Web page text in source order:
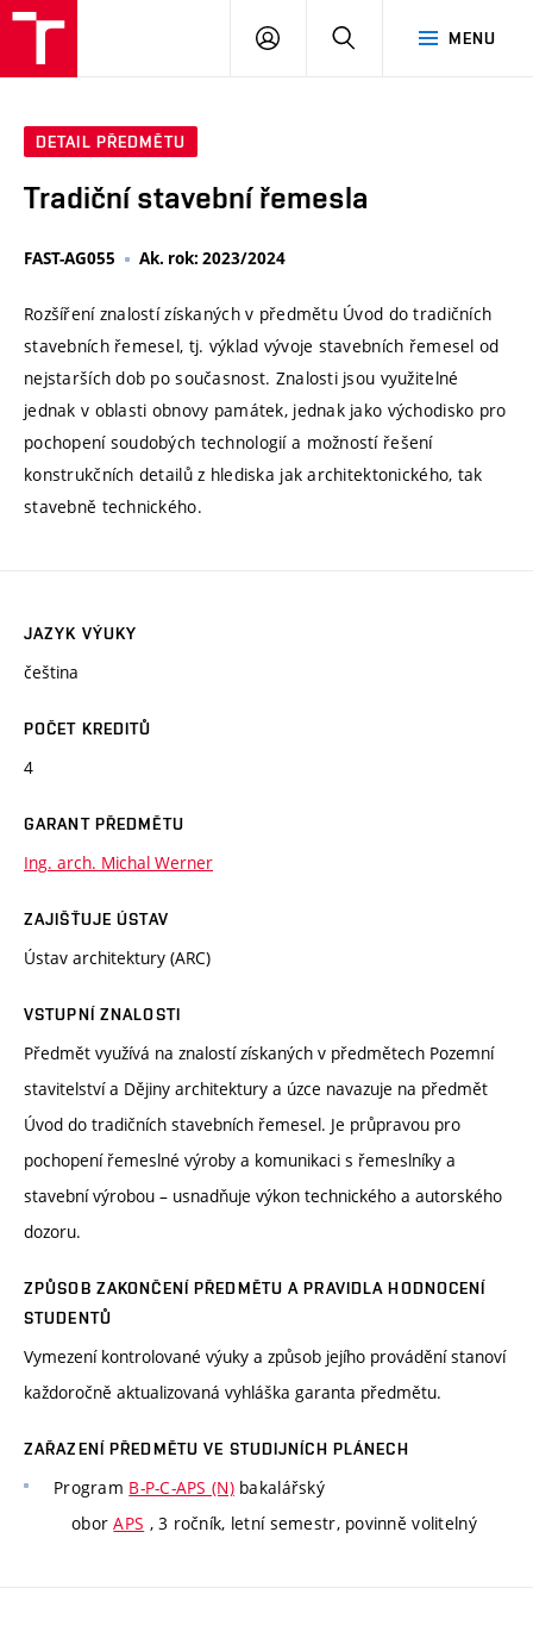
MENU
PŘIHLÁSIT
DETAIL PŘEDMĚTU
Tradiční stavební řemesla
FAST-AG055 Ak. rok: 2023/2024
Rozšíření znalostí získaných v předmětu Úvod do tradičních
stavebních řemesel, tj. výklad vývoje stavebních řemesel od
nejstarších dob po současnost. Znalosti jsou využitelné
jednak v oblasti obnovy památek, jednak jako východisko pro
pochopení soudobých technologií a možností řešení
konstrukčních detailů z hlediska jak architektonického, tak
stavebně technického.
JAZYK VÝUKY
čeština
POČET KREDITŮ
4
GARANT PŘEDMĚTU
Ing. arch. Michal Werner
ZAJIŠŤUJE ÚSTAV
Ústav architektury (ARC)
VSTUPNÍ ZNALOSTI
Předmět využívá na znalostí získaných v předmětech Pozemní
stavitelství a Dějiny architektury a úzce navazuje na předmět
Úvod do tradičních stavebních řemesel. Je průpravou pro
pochopení řemeslné výroby a komunikaci s řemeslníky a
stavební výrobou – usnadňuje výkon technického a autorského
dozoru.
ZPŮSOB ZAKONČENÍ PŘEDMĚTU A PRAVIDLA HODNOCENÍ
STUDENTŮ
Vymezení kontrolované výuky a způsob jejího provádění stanoví
každoročně aktualizovaná vyhláška garanta předmětu.
ZAŘAZENÍ PŘEDMĚTU VE STUDIJNÍCH PLÁNECH
Program B-P-C-APS (N)bakalářský
oborAPS , 3 ročník, letní semestr, povinně volitelný